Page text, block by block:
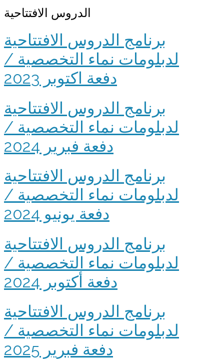
الدروس الافتتاحية
برنامج الدروس الافتتاحية
لدبلومات نماء التخصصية /
دفعة اكتوبر 2023
برنامج الدروس الافتتاحية
لدبلومات نماء التخصصية /
دفعة فبرير 2024
برنامج الدروس الافتتاحية
لدبلومات نماء التخصصية /
دفعة يونيو 2024
برنامج الدروس الافتتاحية
لدبلومات نماء التخصصية /
دفعة أكتوبر 2024
برنامج الدروس الافتتاحية
لدبلومات نماء التخصصية /
دفعة فبرير 2025